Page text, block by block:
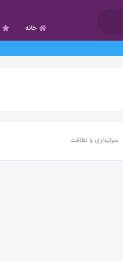
خانه
سرایداری و نظافت